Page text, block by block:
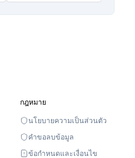
กฎหมาย
นโยบายความเป็นส่วนตัว
คำขอลบข้อมูล
ข้อกำหนดและเงื่อนไข